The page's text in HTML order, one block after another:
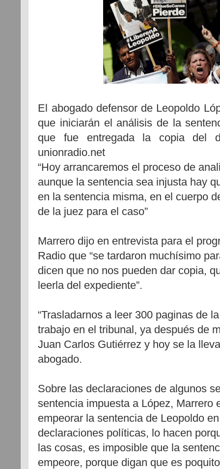
El abogado defensor de Leopoldo
que iniciarán el análisis de la
que fue entregada la copia del
unionradio.net
“Hoy arrancaremos el proceso de
aunque la sentencia sea injusta hay
en la sentencia misma, en el cuerpo
de la juez para el caso”
Marrero dijo en entrevista para el
Radio que “se tardaron muchísimo
dicen que no nos pueden dar copia,
leerla del expediente”.
“Trasladarnos a leer 300 paginas de
trabajo en el tribunal, ya después de
Juan Carlos Gutiérrez y hoy se la
abogado.
Sobre las declaraciones de algunos
sentencia impuesta a López, Marrero
empeorar la sentencia de Leopoldo
declaraciones políticas, lo hacen
las cosas, es imposible que la
empeore, porque digan que es